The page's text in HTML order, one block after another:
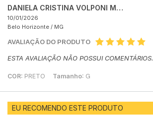
DANIELA CRISTINA VOLPONI MARINHO SANTIAGO
10/01/2026
Belo Horizonte / MG
AVALIAÇÃO DO PRODUTO
ESTA AVALIAÇÃO NÃO POSSUI COMENTÁRIOS.
COR: PRETO Tamanho: G
EU RECOMENDO ESTE PRODUTO